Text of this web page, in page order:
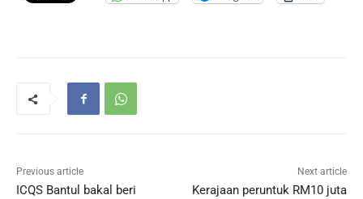
Previous article
ICQS Bantul bakal beri
Next article
Kerajaan peruntuk RM10 juta